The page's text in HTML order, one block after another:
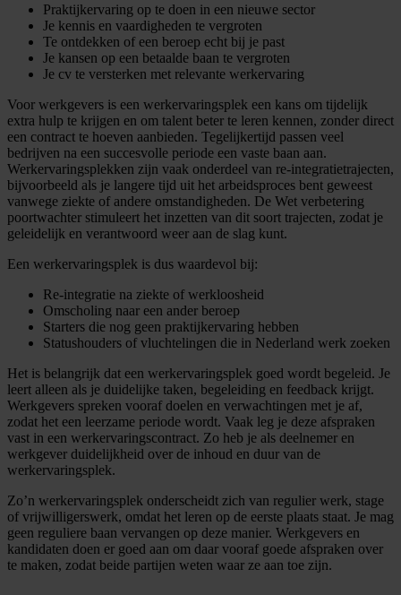
Praktijkervaring op te doen in een nieuwe sector
Je kennis en vaardigheden te vergroten
Te ontdekken of een beroep echt bij je past
Je kansen op een betaalde baan te vergroten
Je cv te versterken met relevante werkervaring
Voor werkgevers is een werkervaringsplek een kans om tijdelijk
extra hulp te krijgen en om talent beter te leren kennen, zonder direct
een contract te hoeven aanbieden. Tegelijkertijd passen veel
bedrijven na een succesvolle periode een vaste baan aan.
Werkervaringsplekken zijn vaak onderdeel van re-integratietrajecten,
bijvoorbeeld als je langere tijd uit het arbeidsproces bent geweest
vanwege ziekte of andere omstandigheden. De Wet verbetering
poortwachter stimuleert het inzetten van dit soort trajecten, zodat je
geleidelijk en verantwoord weer aan de slag kunt.
Een werkervaringsplek is dus waardevol bij:
Re-integratie na ziekte of werkloosheid
Omscholing naar een ander beroep
Starters die nog geen praktijkervaring hebben
Statushouders of vluchtelingen die in Nederland werk zoeken
Het is belangrijk dat een werkervaringsplek goed wordt begeleid. Je
leert alleen als je duidelijke taken, begeleiding en feedback krijgt.
Werkgevers spreken vooraf doelen en verwachtingen met je af,
zodat het een leerzame periode wordt. Vaak leg je deze afspraken
vast in een werkervaringscontract. Zo heb je als deelnemer en
werkgever duidelijkheid over de inhoud en duur van de
werkervaringsplek.
Zo’n werkervaringsplek onderscheidt zich van regulier werk, stage
of vrijwilligerswerk, omdat het leren op de eerste plaats staat. Je mag
geen reguliere baan vervangen op deze manier. Werkgevers en
kandidaten doen er goed aan om daar vooraf goede afspraken over
te maken, zodat beide partijen weten waar ze aan toe zijn.